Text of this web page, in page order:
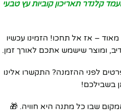
קלנדר תאריכון קוביות עץ טבעי
– אז אל תחכו! הזמינו עכשיו
ומוצר שישמש אתכם לאורך זמן.
לפני ההזמנה? התקשרו אלינו
בשבילכם!
שבו כל מתנה היא חוויה. 🎁